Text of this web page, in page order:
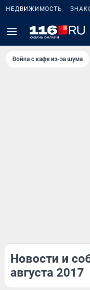
НЕДВИЖИМОСТЬ
Война с кафе из-за шума
Новости и
августа 2017